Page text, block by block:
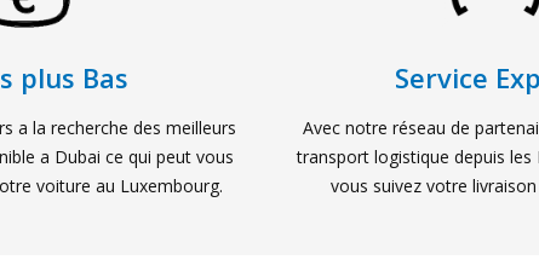
plus Bas
a la recherche des meilleurs
a Dubai ce qui peut vous
voiture au Luxembourg.
Service
Avec notre réseau de
transport logistique depuis les
vous suivez votre